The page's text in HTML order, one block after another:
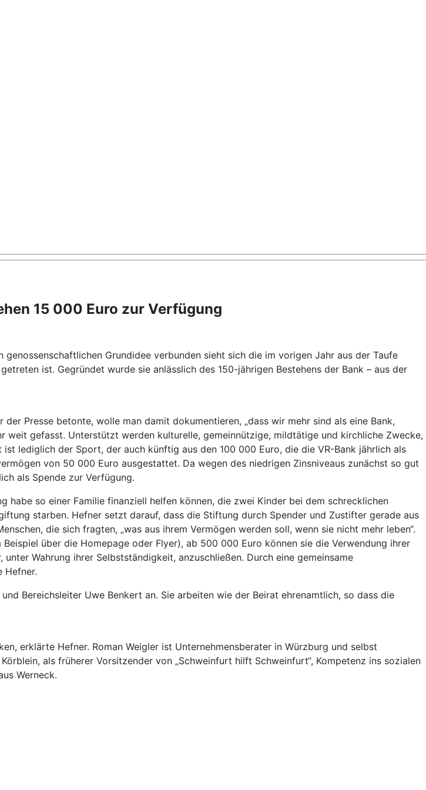
15 000 Euro zur Verfügung
Grundidee verbunden sieht sich die im vorigen Jahr aus der Taufe
ist. Gegründet wurde sie anlässlich des 150-jährigen Bestehens der Bank – aus der
Presse betonte, wolle man damit dokumentieren, „dass wir mehr sind als eine Bank,
weit gefasst. Unterstützt werden kulturelle, gemeinnützige, mildtätige und kirchliche Zwecke,
lediglich der Sport, der auch künftig aus den 100 000 Euro, die die VR-Bank jährlich als
von 50 000 Euro ausgestattet. Da wegen des niedrigen Zinsniveaus zunächst so gut
als Spende zur Verfügung.
habe so einer Familie finanziell helfen können, die zwei Kinder bei dem schrecklichen
starben. Hefner setzt darauf, dass die Stiftung durch Spender und Zustifter gerade aus
die sich fragten, „was aus ihrem Vermögen werden soll, wenn sie nicht mehr leben“.
über die Homepage oder Flyer), ab 500 000 Euro können sie die Verwendung ihrer
Wahrung ihrer Selbstständigkeit, anzuschließen. Durch eine gemeinsame
Hefner.
Bereichsleiter Uwe Benkert an. Sie arbeiten wie der Beirat ehrenamtlich, so dass die
erklärte Hefner. Roman Weigler ist Unternehmensberater in Würzburg und selbst
als früherer Vorsitzender von „Schweinfurt hilft Schweinfurt“, Kompetenz ins sozialen
Werneck.